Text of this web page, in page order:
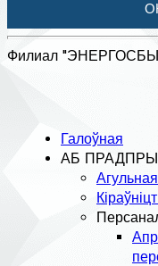
Филиал
Галоўная
АБ